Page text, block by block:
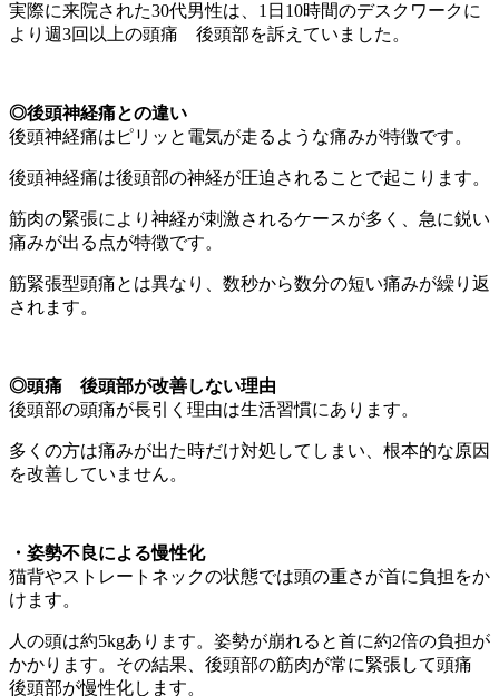
実際に来院された30代男性は、1日10時間のデスクワークに
より週3回以上の頭痛 後頭部を訴えていました。
◎後頭神経痛との違い
後頭神経痛はピリッと電気が走るような痛みが特徴です。
後頭神経痛は後頭部の神経が圧迫されることで起こります。
筋肉の緊張により神経が刺激されるケースが多く、急に鋭い
痛みが出る点が特徴です。
筋緊張型頭痛とは異なり、数秒から数分の短い痛みが繰り返
されます。
◎頭痛 後頭部が改善しない理由
後頭部の頭痛が長引く理由は生活習慣にあります。
多くの方は痛みが出た時だけ対処してしまい、根本的な原因
を改善していません。
・姿勢不良による慢性化
猫背やストレートネックの状態では頭の重さが首に負担をか
けます。
人の頭は約5kgあります。姿勢が崩れると首に約2倍の負担が
かかります。その結果、後頭部の筋肉が常に緊張して頭痛
後頭部が慢性化します。